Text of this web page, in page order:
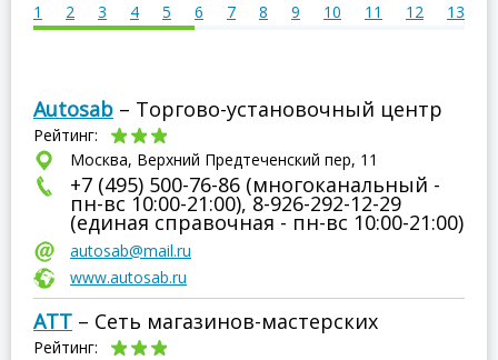
1
2 3 4 5 6 7 8 9 10 11 12 13
Autosab – Торгово-установочный центр
Рейтинг:
Москва, Верхний Предтеченский пер, 11
+7 (495) 500-76-86 (многоканальный -
пн-вс 10:00-21:00), 8-926-292-12-29
(единая справочная - пн-вс 10:00-21:00)
autosab@mail.ru
www.autosab.ru
АТТ – Сеть магазинов-мастерских
Рейтинг: